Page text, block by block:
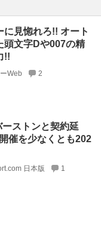
に見惚れろ!! オート
頭文字Dや007の精
!!
Web 2
ストンと契約延
催を少なくとも202
日本版 1